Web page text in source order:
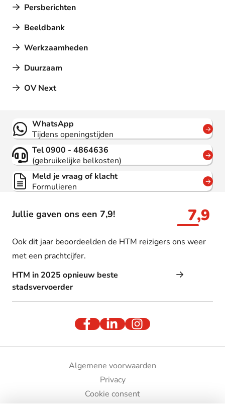
Persberichten
Beeldbank
Werkzaamheden
Duurzaam
OV Next
Jullie gaven ons een 7,9! 7,9
Ook dit jaar beoordeelden de HTM reizigers ons weer
met een prachtcijfer.
HTM in 2025 opnieuw beste
stadsvervoerder
Contact
WhatsApp
Tijdens openingstijden
Tel 0900 - 4864636
(gebruikelijke belkosten)
Meld je vraag of klacht
Formulieren
Algemene voorwaarden
Privacy
Cookie consent